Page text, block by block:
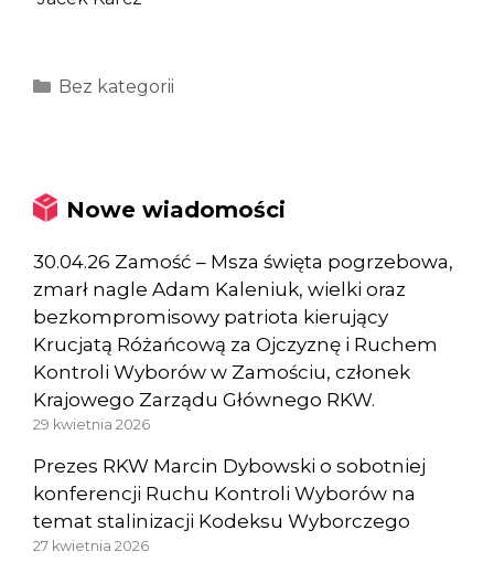
Kategorie
Bez kategorii
Nowe wiadomości
30.04.26 Zamość – Msza święta pogrzebowa,
zmarł nagle Adam Kaleniuk, wielki oraz
bezkompromisowy patriota kierujący
Krucjatą Różańcową za Ojczyznę i Ruchem
Kontroli Wyborów w Zamościu, członek
Krajowego Zarządu Głównego RKW.
29 kwietnia 2026
Prezes RKW Marcin Dybowski o sobotniej
konferencji Ruchu Kontroli Wyborów na
temat stalinizacji Kodeksu Wyborczego
27 kwietnia 2026